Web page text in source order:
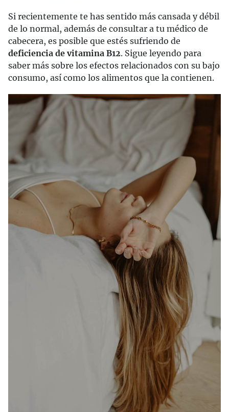
Si recientemente te has sentido más cansada y débil
de lo normal, además de consultar a tu médico de
cabecera, es posible que estés sufriendo de
deficiencia de vitamina B12. Sigue leyendo para
saber más sobre los efectos relacionados con su bajo
consumo, así como los alimentos que la contienen.